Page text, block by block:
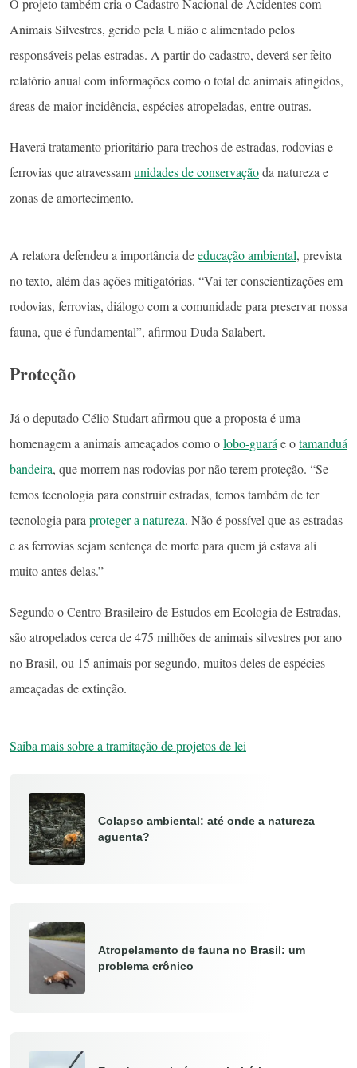
O projeto também cria o Cadastro Nacional de Acidentes com
Animais Silvestres, gerido pela União e alimentado pelos
responsáveis pelas estradas. A partir do cadastro, deverá ser feito
relatório anual com informações como o total de animais atingidos,
áreas de maior incidência, espécies atropeladas, entre outras.
Haverá tratamento prioritário para trechos de estradas, rodovias e
ferrovias que atravessamunidades de conservaçãoda natureza e
zonas de amortecimento.
A relatora defendeu a importância deeducação ambiental, prevista
no texto, além das ações mitigatórias. “Vai ter conscientizações em
rodovias, ferrovias, diálogo com a comunidade para preservar nossa
fauna, que é fundamental”, afirmou Duda Salabert.
Proteção
Já o deputado Célio Studart afirmou que a proposta é uma
homenagem a animais ameaçados como olobo-guará e otamanduá
bandeira, que morrem nas rodovias por não terem proteção. “Se
temos tecnologia para construir estradas, temos também de ter
tecnologia para proteger a natureza. Não é possível que as estradas
e as ferrovias sejam sentença de morte para quem já estava ali
muito antes delas.”
Segundo o Centro Brasileiro de Estudos em Ecologia de Estradas,
são atropelados cerca de 475 milhões de animais silvestres por ano
no Brasil, ou 15 animais por segundo, muitos deles de espécies
ameaçadas de extinção.
Saiba mais sobre a tramitação de projetos de lei
Colapso ambiental: até onde a natureza
aguenta?
Atropelamento de fauna no Brasil: um
problema crônico